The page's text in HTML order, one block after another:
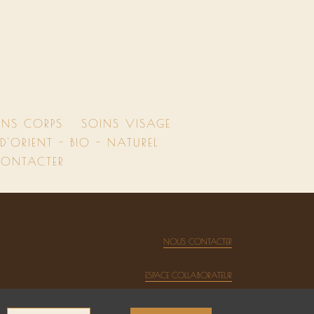
CORPS
SOINS VISAGE
- BIO - NATUREL
NOUS CONTACTER
ESPACE COLLABORATEUR